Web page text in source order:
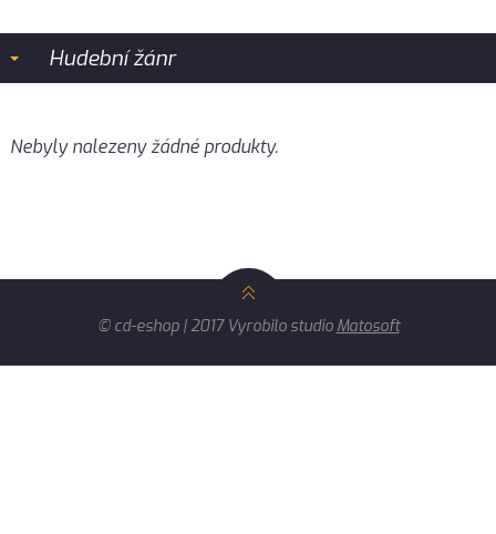
Hudební žánr
Nebyly nalezeny žádné produkty.
© cd-eshop | 2017 Vyrobilo studio Matosoft